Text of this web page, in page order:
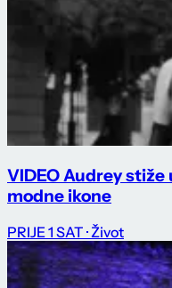
VIDEO Audrey
modne ikone
PRIJE 1 SAT · Život